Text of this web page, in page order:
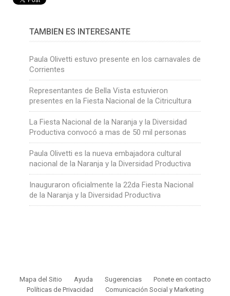
TAMBIÉN ES INTERESANTE
Paula Olivetti estuvo presente en los carnavales de
Corrientes
Representantes de Bella Vista estuvieron
presentes en la Fiesta Nacional de la Citricultura
La Fiesta Nacional de la Naranja y la Diversidad
Productiva convocó a mas de 50 mil personas
Paula Olivetti es la nueva embajadora cultural
nacional de la Naranja y la Diversidad Productiva
Inauguraron oficialmente la 22da Fiesta Nacional
de la Naranja y la Diversidad Productiva
Mapa del Sitio Ayuda Sugerencias
Ponete en contacto
Políticas de Privacidad
Comunicación Social y Marketing